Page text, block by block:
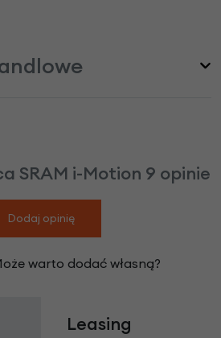
SRAM i-Motion 9 opinie
Dodaj opinię
warto dodać własną?
Leasing